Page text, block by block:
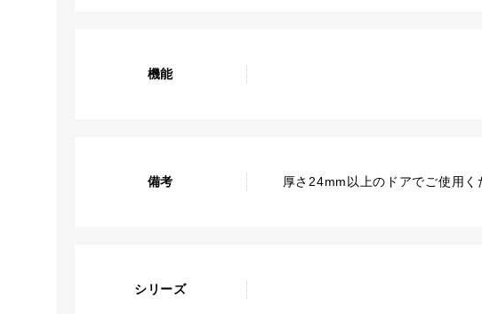
機能
備考 厚さ24mm以上のドアでご使用く
シリーズ